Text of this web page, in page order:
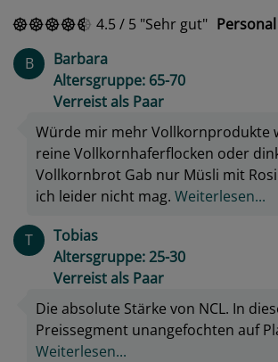
4.5/ 5 Sehr gut
Personal
B
Barbara
Altersgruppe: 65-70
Verreist als Paar
Würde mir mehr Vollkornprodukte
reine Vollkornhaferflocken oder
Vollkornbrot Gab nur Müsli mit
ich leider nicht mag. Weiterlesen...
T
Tobias
Altersgruppe: 25-30
Verreist als Paar
Die absolute Stärke von NCL. In
Preissegment unangefochten auf
Weiterlesen...